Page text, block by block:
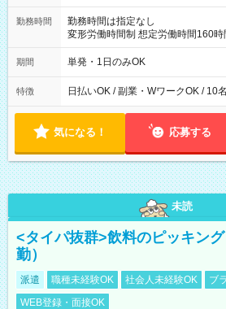
勤務時間
勤務時間は指定なし
変形労働時間制 想定労働時間160時間/月 【シフト例】
00～20：00
期間 単発・1日のみOK
特徴 日払いOK / 副業・WワークOK / 10
気になる！ 応募する
未読
<タイパ抜群>飲料のピッキン
勤）
派遣 職種未経験OK 社会人未経験OK
ブ
WEB登録・面接OK